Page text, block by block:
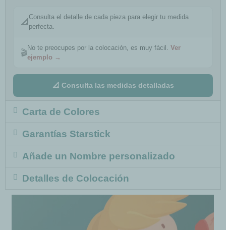
📐
Consulta el detalle de cada pieza para elegir tu medida
perfecta.
🎬
No te preocupes por la colocación, es muy fácil. Ver
ejemplo →
📐 Consulta las medidas detalladas
Carta de Colores
Garantías Starstick
Añade un Nombre personalizado
Detalles de Colocación